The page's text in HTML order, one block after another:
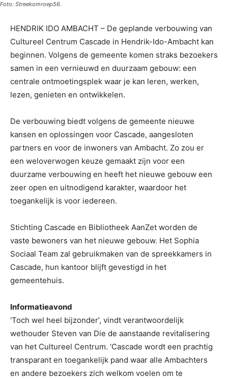
Foto: Streekomroep56.
HENDRIK IDO AMBACHT – De geplande verbouwing van
Cultureel Centrum Cascade in Hendrik-Ido-Ambacht kan
beginnen. Volgens de gemeente komen straks bezoekers
samen in een vernieuwd en duurzaam gebouw: een
centrale ontmoetingsplek waar je kan leren, werken,
lezen, genieten en ontwikkelen.
De verbouwing biedt volgens de gemeente nieuwe
kansen en oplossingen voor Cascade, aangesloten
partners en voor de inwoners van Ambacht. Zo zou er
een weloverwogen keuze gemaakt zijn voor een
duurzame verbouwing en heeft het nieuwe gebouw een
zeer open en uitnodigend karakter, waardoor het
toegankelijk is voor iedereen.
Stichting Cascade en Bibliotheek AanZet worden de
vaste bewoners van het nieuwe gebouw. Het Sophia
Sociaal Team zal gebruikmaken van de spreekkamers in
Cascade, hun kantoor blijft gevestigd in het
gemeentehuis.
Informatieavond
‘Toch wel heel bijzonder’, vindt verantwoordelijk
wethouder Steven van Die de aanstaande revitalisering
van het Cultureel Centrum. ‘Cascade wordt een prachtig
transparant en toegankelijk pand waar alle Ambachters
en andere bezoekers zich welkom voelen om te